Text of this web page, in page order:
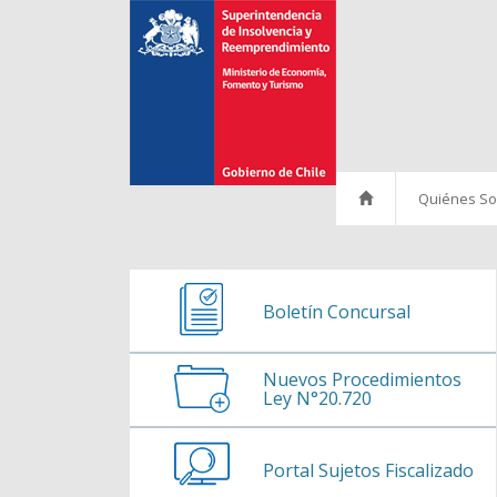
Ir al contenido
Quiénes
Autoridades
Organigrama
Boletín Concursal
Nuevos Procedimientos
Ley N°20.720
Portal Sujetos Fiscalizado